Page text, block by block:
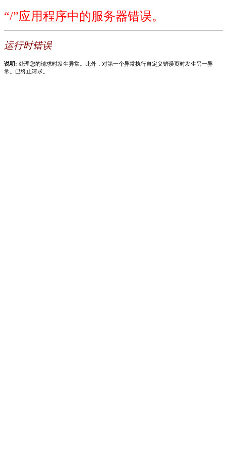
“/”应用程序中的服务器错误。
运行时错误
说明: 处理您的请求时发生异常。此外，对第一个异常执行自定义错误页时发生另一异
常。已终止请求。